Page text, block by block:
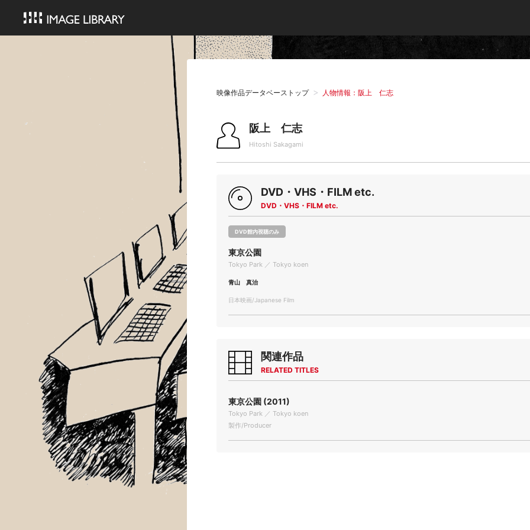
映像作品データベーストップ 人物情報：阪上 仁志
阪上 仁志
Hitoshi Sakagami
DVD・VHS・FILM etc.
DVD・VHS・FILM etc.
DVD館内視聴のみ
東京公園
Tokyo Park ／ Tokyo koen
青山 真治
日本映画/Japanese Film
関連作品
RELATED TITLES
東京公園 (2011)
Tokyo Park ／ Tokyo koen
製作/Producer